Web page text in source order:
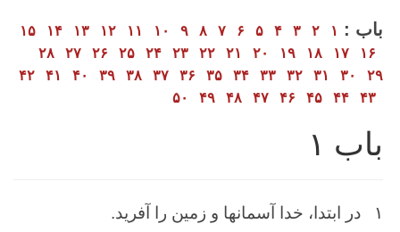
باب : ۱ ۲ ۳ ۴ ۵ ۶ ۷ ۸ ۹ ۱۰ ۱۱ ۱۲ ۱۳ ۱۴
۱۵
۱۶
۱۷ ۱۸ ۱۹ ۲۰ ۲۱ ۲۲ ۲۳ ۲۴ ۲۵ ۲۶ ۲۷
۲۸
۲۹
۳۰ ۳۱ ۳۲ ۳۳ ۳۴ ۳۵ ۳۶ ۳۷ ۳۸ ۳۹ ۴۰ ۴۱
۴۲
۴۳
۴۴ ۴۵ ۴۶ ۴۷ ۴۸ ۴۹ ۵۰
باب ۱
۱ در ابتدا، خدا آسمانها و زمین را آفرید.